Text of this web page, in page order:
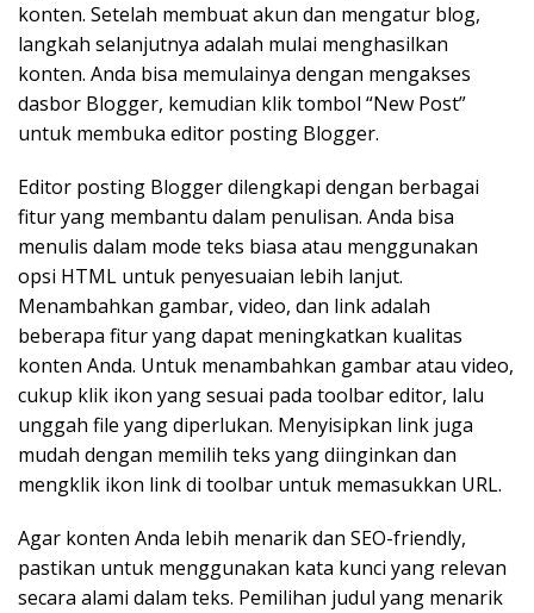
konten. Setelah membuat akun dan mengatur blog,
langkah selanjutnya adalah mulai menghasilkan
konten. Anda bisa memulainya dengan mengakses
dasbor Blogger, kemudian klik tombol “New Post”
untuk membuka editor posting Blogger.
Editor posting Blogger dilengkapi dengan berbagai
fitur yang membantu dalam penulisan. Anda bisa
menulis dalam mode teks biasa atau menggunakan
opsi HTML untuk penyesuaian lebih lanjut.
Menambahkan gambar, video, dan link adalah
beberapa fitur yang dapat meningkatkan kualitas
konten Anda. Untuk menambahkan gambar atau video,
cukup klik ikon yang sesuai pada toolbar editor, lalu
unggah file yang diperlukan. Menyisipkan link juga
mudah dengan memilih teks yang diinginkan dan
mengklik ikon link di toolbar untuk memasukkan URL.
Agar konten Anda lebih menarik dan SEO-friendly,
pastikan untuk menggunakan kata kunci yang relevan
secara alami dalam teks. Pemilihan judul yang menarik